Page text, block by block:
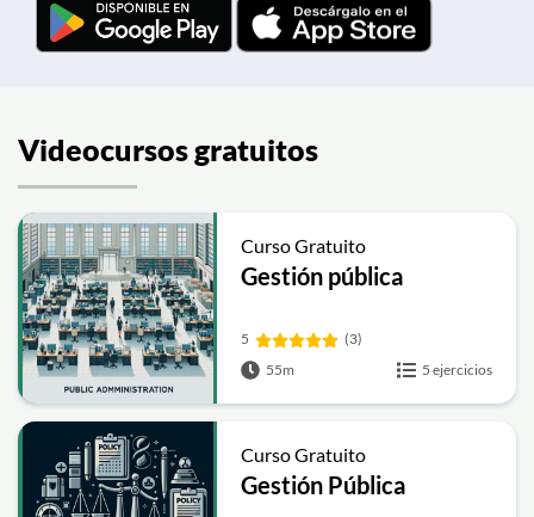
Videocursos gratuitos
Curso Gratuito
Gestión pública
5
(3)
55m
5 ejercicios
Curso Gratuito
Gestión Pública